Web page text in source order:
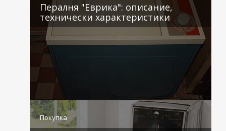
Пералня "Еврика": описание,
технически характеристики
2 коментара
Покупка